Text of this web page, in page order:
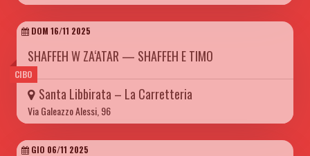
CIBO
DOM 16/11 2025
SHAFFEH W ZA‘ATAR — SHAFFEH E TIMO
Santa Libbirata – La Carretteria
Via Galeazzo Alessi, 96
GIO 06/11 2025